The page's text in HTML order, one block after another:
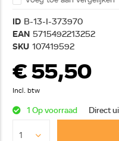
ID B-13-I-373970
EAN 5715492213252
SKU 107419592
€ 55,50
Incl. btw
1 Op voorraad Direct